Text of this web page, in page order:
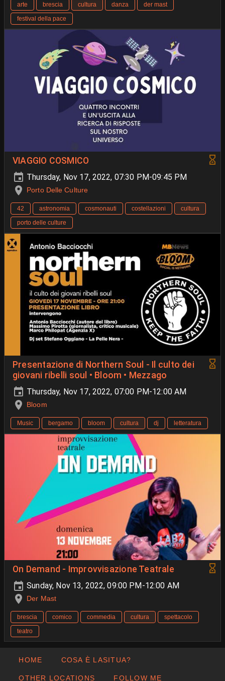
arte brescia cultura danza
der mast
festival della pace
VIAGGIO COSMICO
Thursday, Nov 17, 2022, 07:30 PM-09:45 PM
Porto Delle Culture
42 astronomia cosmonauti costellazioni
cultura
porto delle culture
Presentazione di Northern Soul - Il culto dei
giovani ribelli soul • Bloom • Mezzago
Thursday, Nov 17, 2022, 07:00 PM-12:00 AM
Bloom
Music bergamo bloom cultura dj letteratura
On Demand - Improvvisazione Teatrale
Sunday, Nov 13, 2022, 09:00 PM-12:00 AM
Der Mast
brescia comico commedia cultura
spettacolo
teatro
HOME COSA È LASITUA?
OTHER LOCATIONS FOLLOW ME